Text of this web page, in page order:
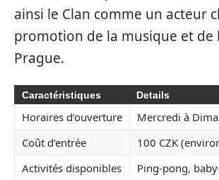
ainsi le Clan comme un acteur
promotion de la musique et de
Prague.
Caractéristiques Details
Horaires d’ouverture
Mercredi à
Coût d’entrée
100 CZK
Activités disponibles
Ping-pong,